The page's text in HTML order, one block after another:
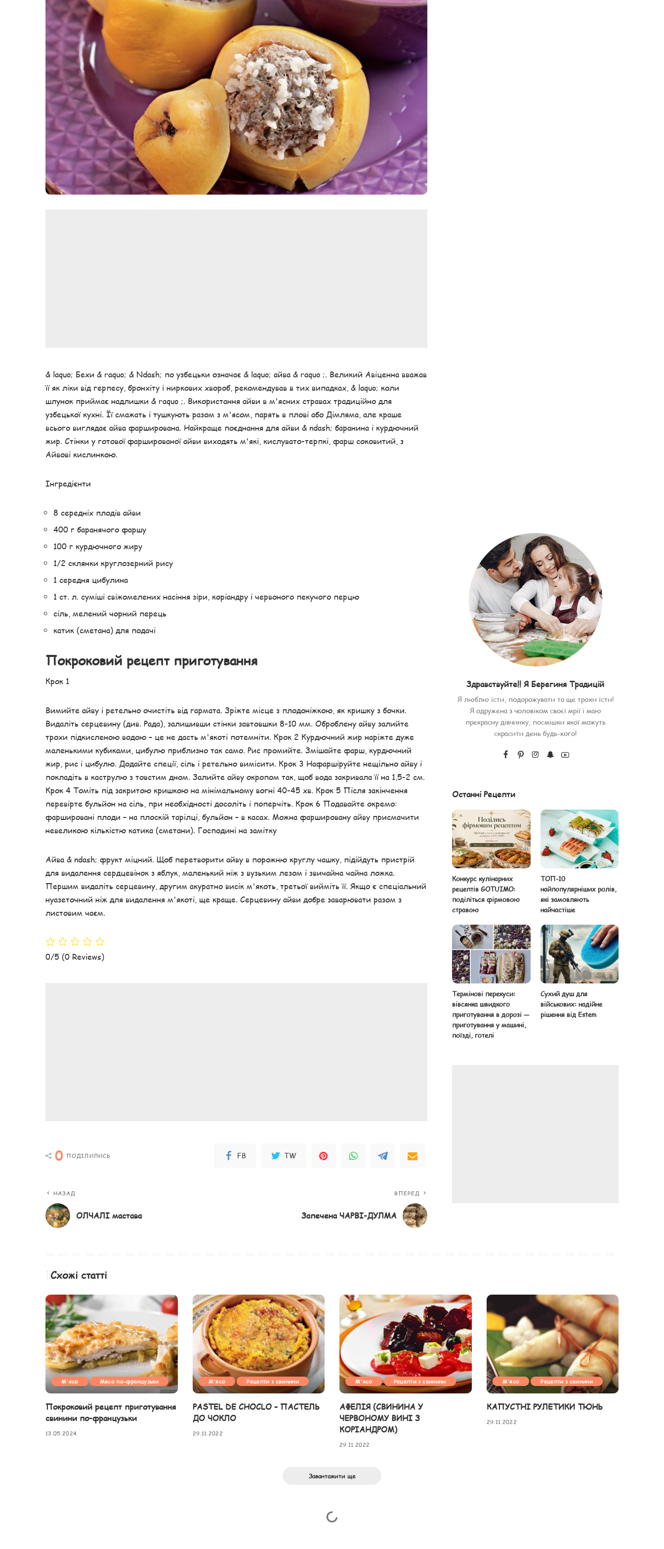
Картопля з м’ясом
Мясо по-французьки
Шинка
Рецепти із фаршу
& laquo; Бехи & raquo; & Ndash; по узбецьки означає & laquo; айва & raquo ;. Великий Авіценна вважав
її як ліки від герпесу, бронхіту і ниркових хвороб, рекомендував в тих випадках, & laquo; коли
шлунок приймає надлишки & raquo ;. Використання айви в м'ясних стравах традиційно для
узбецької кухні. Її смажать і тушкують разом з м'ясом, парять в плові або Дімляма, але краше
всього виглядає айва фарширована. Найкраще поєднання для айви & ndash; баранина і курдючний
жир. Стінки у готової фаршированої айви виходять м'які, кислувато-терпкі, фарш соковитий, з
Айвові кислинкою.
Інгредієнти
8 середніх плодів айви
400 г баранячого фаршу
100 г курдючного жиру
1/2 склянки круглозерний рису
1 середня цибулина
1 ст. л. суміші свіжомелених насіння зіри, коріандру і червоного пекучого перцю
сіль, мелений чорний перець
катик (сметана) для подачі
Покроковий рецепт приготування
Крок 1
Вимийте айву і ретельно очистіть від гармата. Зріжте місце з плодоніжкою, як кришку з бочки.
Видаліть серцевину (див. Рада), залишивши стінки завтовшки 8-10 мм. Оброблену айву залийте
трохи підкисленою водою – це не дасть м'якоті потемніти. Крок 2 Курдючний жир наріжте дуже
маленькими кубиками, цибулю приблизно так само. Рис промийте. Змішайте фарш, курдючний
жир, рис і цибулю. Додайте спеції, сіль і ретельно вимісити. Крок 3 Нафаршіруйте нещільно айву і
покладіть в каструлю з товстим дном. Залийте айву окропом так, щоб вода закривала її на 1,5-2 см.
Крок 4 Томіть під закритою кришкою на мінімальному вогні 40-45 хв. Крок 5 Після закінчення
перевірте бульйон на сіль, при необхідності досоліть і поперчіть. Крок 6 Подавайте окремо:
фаршировані плоди – на плоскій тарілці, бульйон – в касах. Можна фаршировану айву присмачити
невеликою кількістю катика (сметани). Господині на замітку
Айва & ndash; фрукт міцний. Щоб перетворити айву в порожню круглу чашку, підійдуть пристрій
для видалення сердцевінок з яблук, маленький ніж з вузьким лезом і звичайна чайна ложка.
Першим видаліть серцевину, другим акуратно висік м'якоть, третьої вийміть її. Якщо є спеціальний
нуазеточний ніж для видалення м'якоті, ще краще. Серцевину айви добре заварювати разом з
листовим чаєм.
0/5 (0 Reviews)
0 ПОДІЛИЛИСЬ FB TW
НАЗАД
ОЛЧАЛІ мастава
ВПЕРЕД
Запечена ЧАРВІ-ДУЛМА
Здравствуйте!! Я Берегиня Традицій
Я люблю їсти, подорожувати та ще трохи їсти!
Я одружена з чоловіком своєї мрії і маю
прекрасну дівчинку, посмішки якої можуть
скрасити день будь-кого!
Останні Рецепти
Конкурс кулінарних
рецептів GOTUIMO:
поділіться фірмовою
стравою
ТОП-10
найпопулярніших ролів,
які замовляють
найчастіше
Термінові перекуси:
вівсянка швидкого
приготування в дорозі —
приготування у машині,
поїзді, готелі
Сухий душ для
військових: надійне
рішення від Estem
Схожі статті
М'ясо Мясо по-французьки
Покроковий рецепт приготування
свинини по-французьки
13.05.2024
М'ясо Рецепти з свинини
PASTEL DE CHOCLO – ПАСТЕЛЬ
ДО ЧОКЛО
29.11.2022
М'ясо Рецепти з свинини
АФЕЛІЯ (СВИНИНА У
ЧЕРВОНОМУ ВИНІ З
КОРІАНДРОМ)
29.11.2022
М'ясо Рецепти з свинини
КАПУСТНІ РУЛЕТИКИ ТЮНЬ
29.11.2022
Завантажити ще